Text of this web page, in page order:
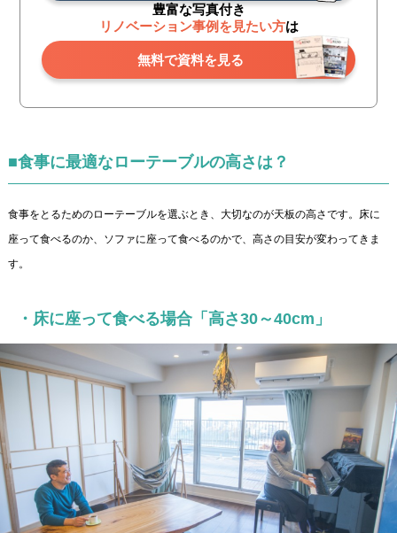
豊富な写真付き
リノベーション事例を見たい方は
無料で資料を見る
■食事に最適なローテーブルの高さは？
食事をとるためのローテーブルを選ぶとき、大切なのが天板の高さです。床に
座って食べるのか、ソファに座って食べるのかで、高さの目安が変わってきま
す。
・床に座って食べる場合「高さ30～40cm」